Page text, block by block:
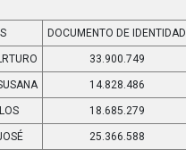
DOCUMENTO DE IDENTIDAD
33.900.749
14.828.486
18.685.279
25.366.588